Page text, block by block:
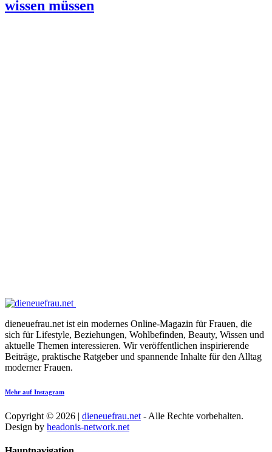
wissen müssen
dieneuefrau.net ist ein modernes Online-Magazin für Frauen, die
sich für Lifestyle, Beziehungen, Wohlbefinden, Beauty, Wissen und
aktuelle Themen interessieren. Wir veröffentlichen inspirierende
Beiträge, praktische Ratgeber und spannende Inhalte für den Alltag
moderner Frauen.
Mehr auf Instagram
Copyright © 2026 | dieneuefrau.net - Alle Rechte vorbehalten.
Design by headonis-network.net